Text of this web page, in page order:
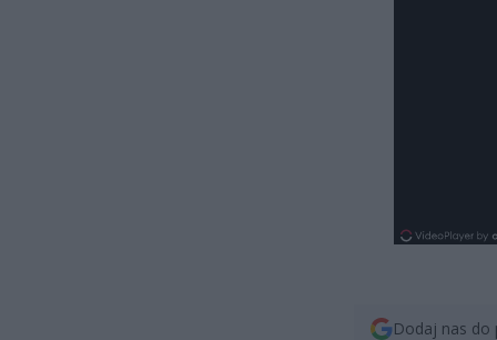
Dodaj nas do